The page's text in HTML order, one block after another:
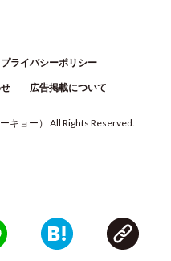
プライバシーポリシー
広告掲載について
キョー ） All Rights Reserved.